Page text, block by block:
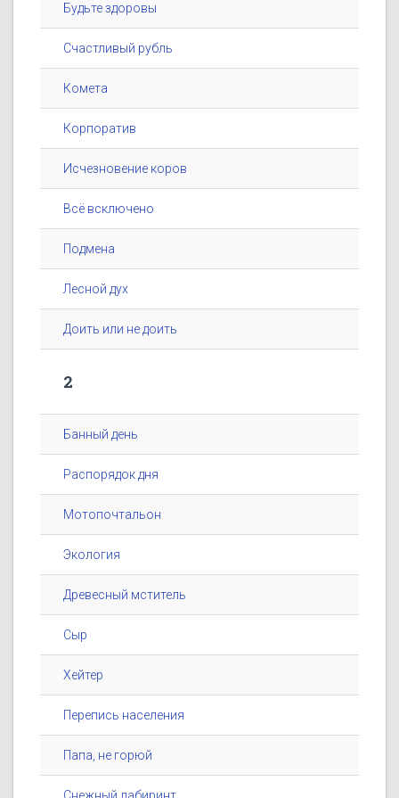
Будьте здоровы
Счастливый рубль
Комета
Корпоратив
Исчезновение коров
Всё всключено
Подмена
Лесной дух
Доить или не доить
2
Банный день
Распорядок дня
Мотопочтальон
Экология
Древесный мститель
Сыр
Хейтер
Перепись населения
Папа, не горюй